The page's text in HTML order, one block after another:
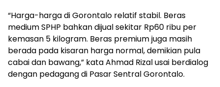
“Harga-harga di Gorontalo relatif stabil. Beras
medium SPHP bahkan dijual sekitar Rp60 ribu per
kemasan 5 kilogram. Beras premium juga masih
berada pada kisaran harga normal, demikian pula
cabai dan bawang,” kata Ahmad Rizal usai berdialog
dengan pedagang di Pasar Sentral Gorontalo.